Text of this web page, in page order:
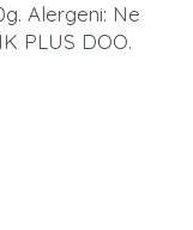
Alergeni: Ne
PLUS DOO.